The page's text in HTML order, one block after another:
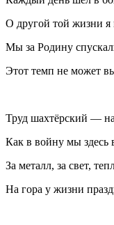
О другой той жизни я
Мы за Родину
Этот темп не может
Труд шахтёрский —
Как в войну мы здесь
За металл, за свет,
На гора у жизни